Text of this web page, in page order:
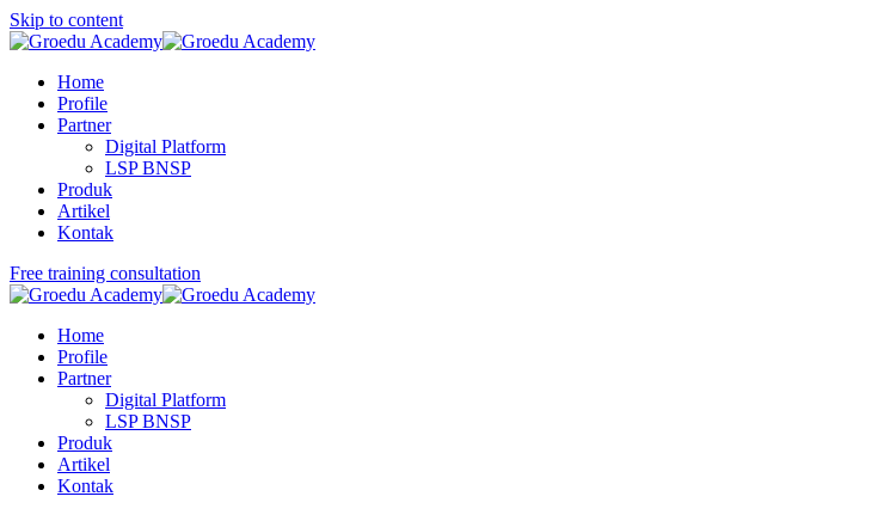
Skip to content
Home
Profile
Partner
Digital Platform
LSP BNSP
Produk
Artikel
Kontak
Free training consultation
Home
Profile
Partner
Digital Platform
LSP BNSP
Produk
Artikel
Kontak